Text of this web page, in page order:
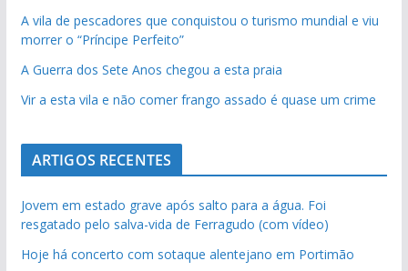
A vila de pescadores que conquistou o turismo mundial e viu
morrer o “Príncipe Perfeito”
A Guerra dos Sete Anos chegou a esta praia
Vir a esta vila e não comer frango assado é quase um crime
ARTIGOS RECENTES
Jovem em estado grave após salto para a água. Foi
resgatado pelo salva-vida de Ferragudo (com vídeo)
Hoje há concerto com sotaque alentejano em Portimão